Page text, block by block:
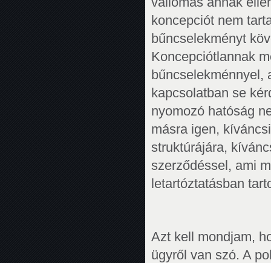
koncepciót nem
bűncselekményt
Koncepciótlannak
bűncselekménnyel,
kapcsolatban se
nyomozó hatóság
másra igen,
struktúrájára,
szerződéssel, ami
letartóztatásban
Azt kell mondjam,
ügyről van szó. A